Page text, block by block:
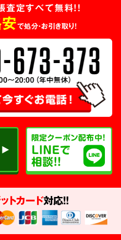
査定すべて無料!!
で処分・お引き取り！
トカード対応!!